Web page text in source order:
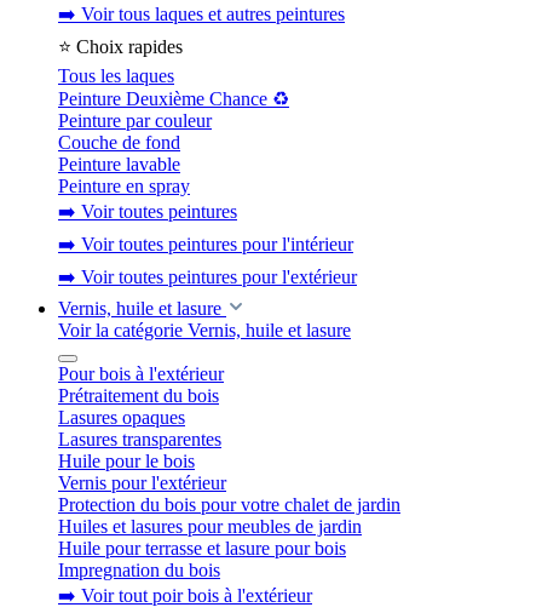
➡️ Voir tous laques et autres peintures
⭐ Choix rapides
Tous les laques
Peinture Deuxième Chance ♻️
Peinture par couleur
Couche de fond
Peinture lavable
Peinture en spray
➡️ Voir toutes peintures
➡️ Voir toutes peintures pour l'intérieur
➡️ Voir toutes peintures pour l'extérieur
Vernis, huile et lasure
Voir la catégorie Vernis, huile et lasure
Pour bois à l'extérieur
Prétraitement du bois
Lasures opaques
Lasures transparentes
Huile pour le bois
Vernis pour l'extérieur
Protection du bois pour votre chalet de jardin
Huiles et lasures pour meubles de jardin
Huile pour terrasse et lasure pour bois
Impregnation du bois
➡️ Voir tout poir bois à l'extérieur